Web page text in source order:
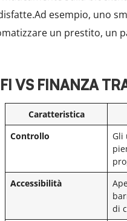
esempio, uno
un prestito, un
VS FINANZA
Caratteristica
Controllo
Gli
Accessibilità
di